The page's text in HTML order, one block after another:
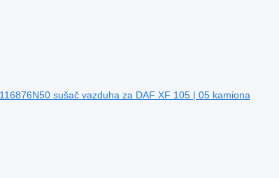
sušač vazduha za DAF XF 105 | 05 kamiona